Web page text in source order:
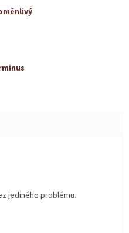
5 z 5 hvězdiček.
jediného problému.